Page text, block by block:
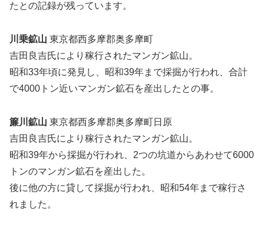
たとの記録が残っています。
川乗鉱山 東京都西多摩郡奥多摩町
吉田良吉氏により稼行されたマンガン鉱山。
昭和33年頃に発見し、昭和39年まで採掘が行われ、合計
で4000トン近いマンガン鉱石を産出したとの事。
簾川鉱山 東京都西多摩郡奥多摩町日原
吉田良吉氏により稼行されたマンガン鉱山。
昭和39年から採掘が行われ、2つの坑道からあわせて6000
トンのマンガン鉱石を産出した。
後に他の方に貸して採掘が行われ、昭和54年まで稼行さ
れました。